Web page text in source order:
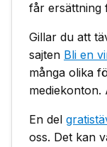
får ersättning
Gillar du att
sajten Bli en
många olika
mediekonton.
En del
oss. Det kan